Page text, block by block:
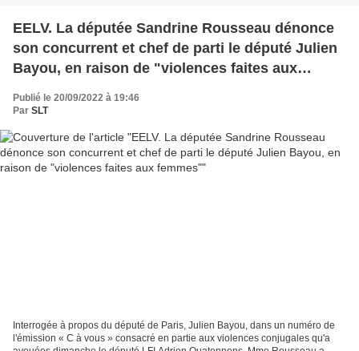
EELV. La députée Sandrine Rousseau dénonce
son concurrent et chef de parti le député Julien
Bayou, en raison de "violences faites aux
femmes"
Publié le 20/09/2022 à 19:46
Par SLT
Interrogée à propos du député de Paris, Julien Bayou, dans un numéro de
l'émission « C à vous » consacré en partie aux violences conjugales qu'a